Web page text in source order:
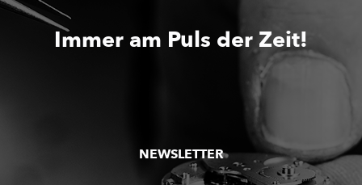
Immer am Puls der Zeit!
NEWSLETTER